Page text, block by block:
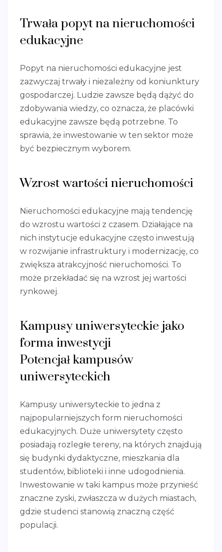
Trwała popyt na nieruchomości
edukacyjne
Popyt na nieruchomości edukacyjne jest
zazwyczaj trwały i niezależny od koniunktury
gospodarczej. Ludzie zawsze będą dążyć do
zdobywania wiedzy, co oznacza, że placówki
edukacyjne zawsze będą potrzebne. To
sprawia, że inwestowanie w ten sektor może
być bezpiecznym wyborem.
Wzrost wartości nieruchomości
Nieruchomości edukacyjne mają tendencję
do wzrostu wartości z czasem. Działające na
nich instytucje edukacyjne często inwestują
w rozwijanie infrastruktury i modernizację, co
zwiększa atrakcyjność nieruchomości. To
może przekładać się na wzrost jej wartości
rynkowej.
Kampusy uniwersyteckie jako
forma inwestycji
Potencjał kampusów
uniwersyteckich
Kampusy uniwersyteckie to jedna z
najpopularniejszych form nieruchomości
edukacyjnych. Duże uniwersytety często
posiadają rozległe tereny, na których znajdują
się budynki dydaktyczne, mieszkania dla
studentów, biblioteki i inne udogodnienia.
Inwestowanie w taki kampus może przynieść
znaczne zyski, zwłaszcza w dużych miastach,
gdzie studenci stanowią znaczną część
populacji.